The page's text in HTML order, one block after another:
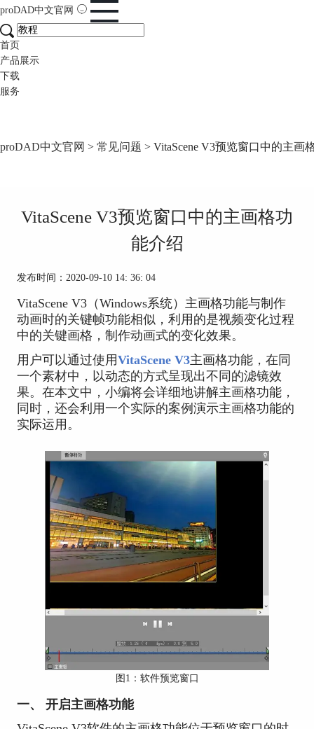
proDAD中文官网
首页
产品展示
下载
服务
proDAD中文官网 > 常见问题 > VitaScene V3预览窗口中的主画
VitaScene V3预览窗口中的主画格功
能介绍
发布时间：2020-09-10 14: 36: 04
VitaScene V3（Windows系统）主画格功能与制作
动画时的关键帧功能相似，利用的是视频变化过程
中的关键画格，制作动画式的变化效果。
用户可以通过使用VitaScene V3主画格功能，在同
一个素材中，以动态的方式呈现出不同的滤镜效
果。在本文中，小编将会详细地讲解主画格功能，
同时，还会利用一个实际的案例演示主画格功能的
实际运用。
图1：软件预览窗口
一、 开启主画格功能